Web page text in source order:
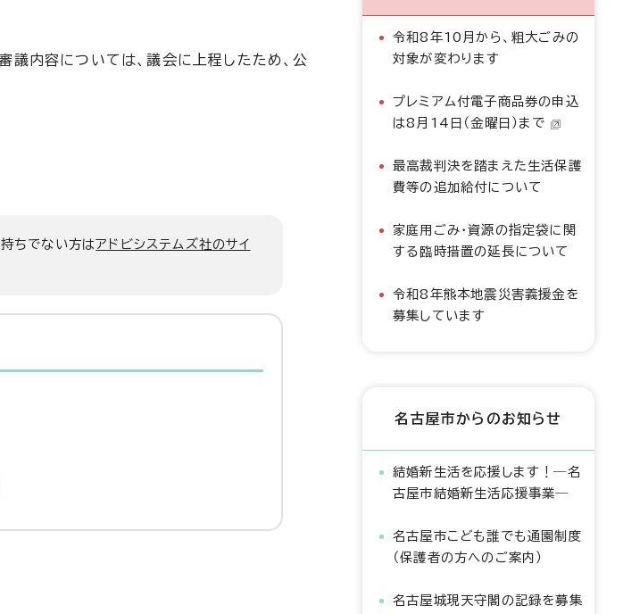
議内容については、議会に上程したため、公
ちでない方はアドビシステムズ社のサイ
令和8年10月から、粗大ごみの
対象が変わります
プレミアム付電子商品券の申込
は8月14日（金曜日）まで
最高裁判決を踏まえた生活保護
費等の追加給付について
家庭用ごみ・資源の指定袋に関
する臨時措置の延長について
令和8年熊本地震災害義援金を
募集しています
名古屋市からのお知らせ
結婚新生活を応援します！―名
古屋市結婚新生活応援事業―
名古屋市こども誰でも通園制度
（保護者の方へのご案内）
名古屋城現天守閣の記録を募集